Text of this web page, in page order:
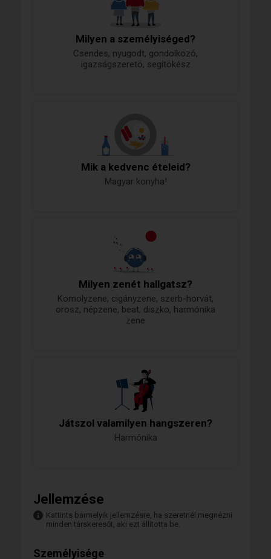
Milyen a személyiséged?
Csendes, nyugodt, gondolkozó,
igazságszeretö, segítökész
Mik a kedvenc ételeid?
Magyar konyha!
Milyen zenét hallgatsz?
Komolyzene, cigányzene, szerb-horvát,
orosz, népzene, beat, diszko, harmónika
zene
Játszol valamilyen hangszeren?
Harmónika
Jellemzése
Kattints bármelyik jellemzésre, ha szeretnél megnézni
minden társkeresőt, aki ezt állította be.
Személyisége